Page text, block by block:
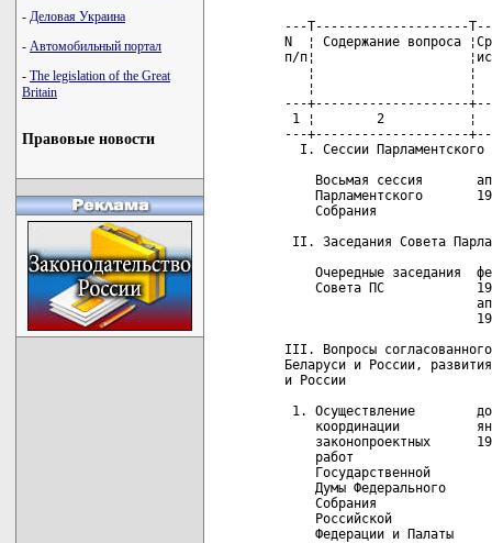
- Деловая Украина
- Автомобильный портал
- The legislation of the Great
Britain
Правовые новости